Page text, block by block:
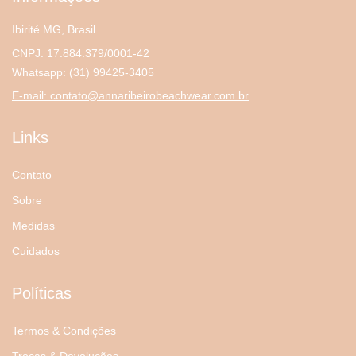
Ibirité MG, Brasil
CNPJ: 17.884.379/0001-42
Whatsapp: (31) 99425-3405
E-mail: contato@annaribeirobeachwear.com.br
Links
Contato
Sobre
Medidas
Cuidados
Políticas
Termos & Condições